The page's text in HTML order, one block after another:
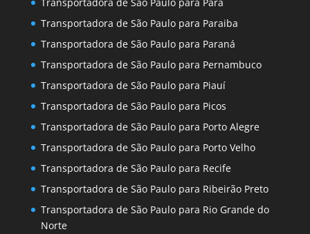
Transportadora de São Paulo para Paraiba
Transportadora de São Paulo para Paraná
Transportadora de São Paulo para Pernambuco
Transportadora de São Paulo para Piauí
Transportadora de São Paulo para Picos
Transportadora de São Paulo para Porto Alegre
Transportadora de São Paulo para Porto Velho
Transportadora de São Paulo para Recife
Transportadora de São Paulo para Ribeirão Preto
Transportadora de São Paulo para Rio Grande do
Norte